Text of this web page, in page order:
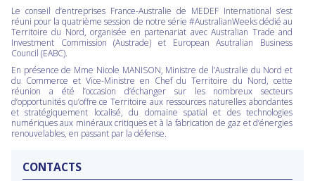
Le conseil d’entreprises France-Australie de MEDEF International s’est
réuni pour la quatrième session de notre série #AustralianWeeks dédié au
Territoire du Nord, organisée en partenariat avec Australian Trade and
Investment Commission (Austrade) et European Asutralian Business
Council (EABC).
En présence de Mme Nicole MANISON, Ministre de l’Australie du Nord et
du Commerce et Vice-Ministre en Chef du Territoire du Nord, cette
réunion a été l’occasion d’échanger sur les nombreux secteurs
d’opportunités qu’offre ce Territoire aux ressources naturelles abondantes
et stratégiquement localisé, du domaine spatial et des technologies
numériques aux minéraux critiques et à la fabrication de gaz et d’énergies
renouvelables, en passant par la défense.
CONTACTS